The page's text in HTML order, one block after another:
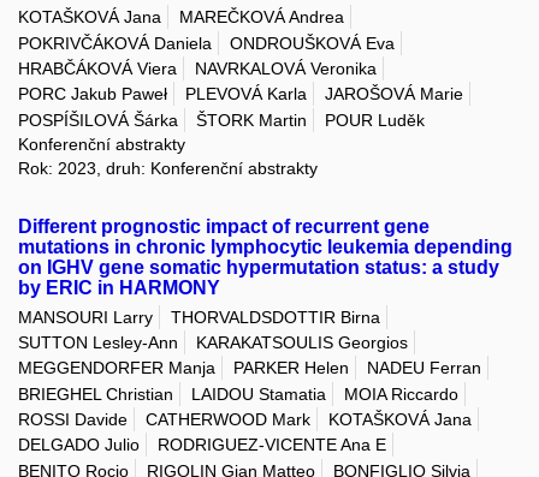
KOTAŠKOVÁ Jana
MAREČKOVÁ Andrea
POKRIVČÁKOVÁ Daniela
ONDROUŠKOVÁ Eva
HRABČÁKOVÁ Viera
NAVRKALOVÁ Veronika
PORC Jakub Paweł
PLEVOVÁ Karla
JAROŠOVÁ Marie
POSPÍŠILOVÁ Šárka
ŠTORK Martin
POUR Luděk
Konferenční abstrakty
Rok: 2023, druh: Konferenční abstrakty
Different prognostic impact of recurrent gene
mutations in chronic lymphocytic leukemia depending
on IGHV gene somatic hypermutation status: a study
by ERIC in HARMONY
MANSOURI Larry
THORVALDSDOTTIR Birna
SUTTON Lesley-Ann
KARAKATSOULIS Georgios
MEGGENDORFER Manja
PARKER Helen
NADEU Ferran
BRIEGHEL Christian
LAIDOU Stamatia
MOIA Riccardo
ROSSI Davide
CATHERWOOD Mark
KOTAŠKOVÁ Jana
DELGADO Julio
RODRIGUEZ-VICENTE Ana E
BENITO Rocio
RIGOLIN Gian Matteo BONFIGLIO Silvia